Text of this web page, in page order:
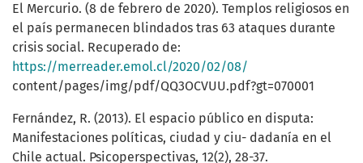
El Mercurio. (8 de febrero de 2020). Templos religiosos en
el país permanecen blindados tras 63 ataques durante
crisis social. Recuperado de:
https://merreader.emol.cl/2020/02/08/
content/pages/img/pdf/QQ3OCVUU.pdf?gt=070001
Fernández, R. (2013). El espacio público en disputa:
Manifestaciones políticas, ciudad y ciu- dadanía en el
Chile actual. Psicoperspectivas, 12(2), 28-37.